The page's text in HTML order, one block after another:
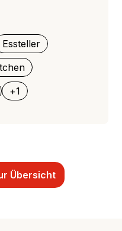
Essteller
+1
Übersicht